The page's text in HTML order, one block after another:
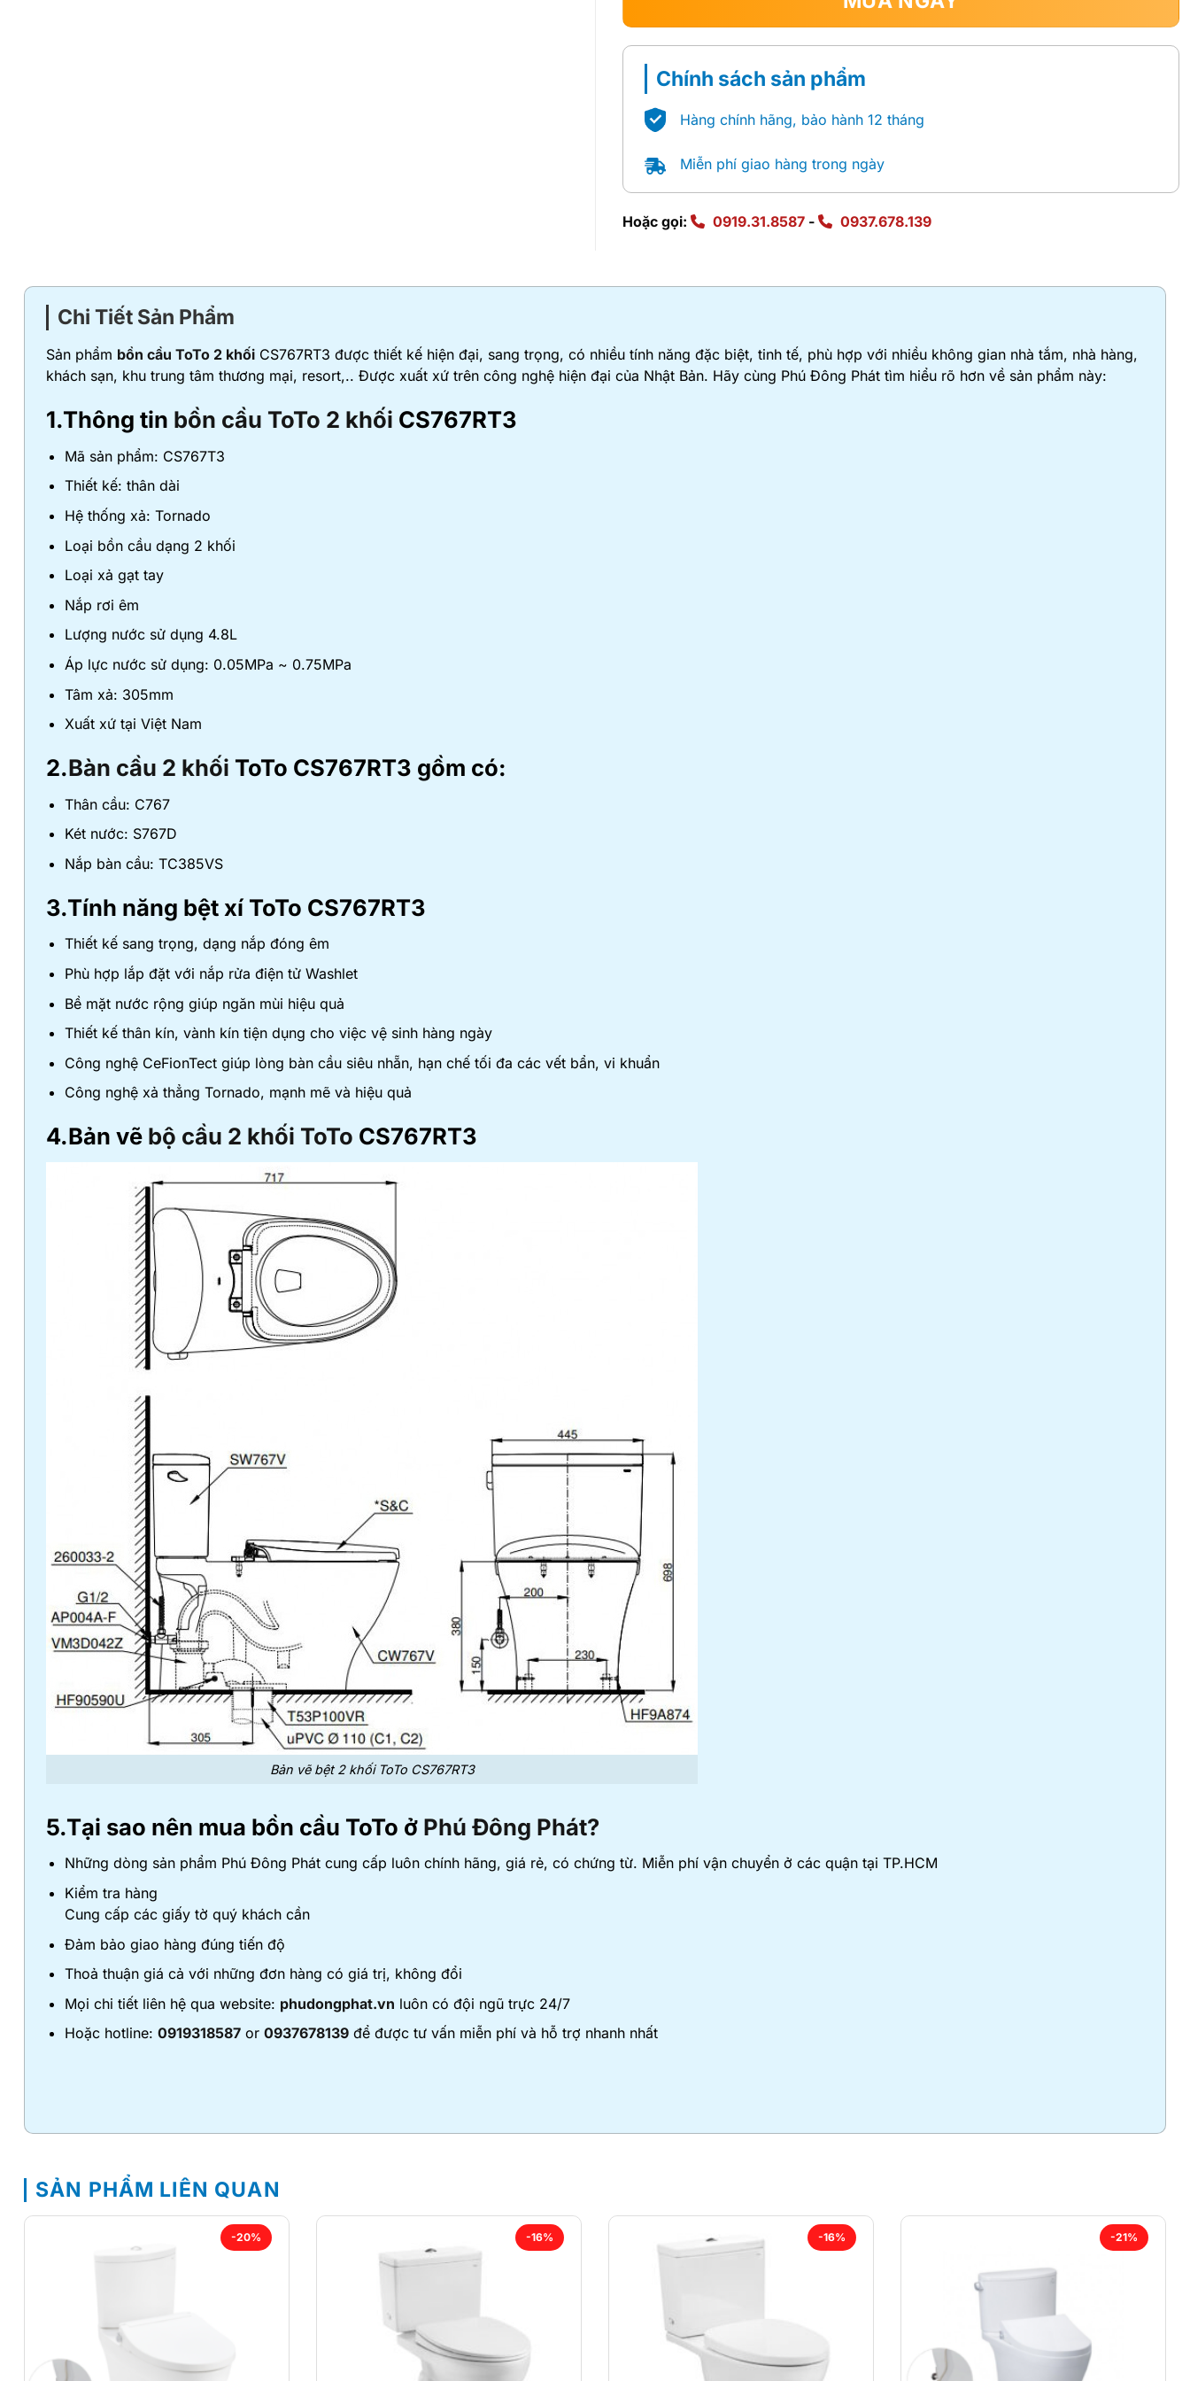
Chính sách sản phẩm
Hàng chính hãng, bảo hành 12 tháng
Miễn phí giao hàng trong ngày
Hoặc gọi: 0919.31.8587 - 0937.678.139
Chi Tiết Sản Phẩm
Sản phẩm bồn cầu ToTo 2 khối CS767RT3 được thiết kế hiện đại, sang trọng, có nhiều tính năng đặc biệt, tinh tế, phù hợp với nhiều không gian nhà tắm, nhà hàng,
khách sạn, khu trung tâm thương mại, resort,.. Được xuất xứ trên công nghệ hiện đại của Nhật Bản. Hãy cùng Phú Đông Phát tìm hiểu rõ hơn về sản phẩm này:
1.Thông tin bồn cầu ToTo 2 khối CS767RT3
Mã sản phẩm: CS767T3
Thiết kế: thân dài
Hệ thống xả: Tornado
Loại bồn cầu dạng 2 khối
Loại xả gạt tay
Nắp rơi êm
Lượng nước sử dụng 4.8L
Áp lực nước sử dụng: 0.05MPa ~ 0.75MPa
Tâm xả: 305mm
Xuất xứ tại Việt Nam
2.Bàn cầu 2 khối ToTo CS767RT3 gồm có:
Thân cầu: C767
Két nước: S767D
Nắp bàn cầu: TC385VS
3.Tính năng bệt xí ToTo CS767RT3
Thiết kế sang trọng, dạng nắp đóng êm
Phù hợp lắp đặt với nắp rửa điện tử Washlet
Bề mặt nước rộng giúp ngăn mùi hiệu quả
Thiết kế thân kín, vành kín tiện dụng cho việc vệ sinh hàng ngày
Công nghệ CeFionTect giúp lòng bàn cầu siêu nhẵn, hạn chế tối đa các vết bẩn, vi khuẩn
Công nghệ xả thẳng Tornado, mạnh mẽ và hiệu quả
4.Bản vẽ bộ cầu 2 khối ToTo CS767RT3
Bản vẽ bệt 2 khối ToTo CS767RT3
5.Tại sao nên mua bồn cầu ToTo ở Phú Đông Phát?
Những dòng sản phẩm Phú Đông Phát cung cấp luôn chính hãng, giá rẻ, có chứng từ. Miễn phí vận chuyển ở các quận tại TP.HCM
Kiểm tra hàng
Cung cấp các giấy tờ quý khách cần
Đảm bảo giao hàng đúng tiến độ
Thoả thuận giá cả với những đơn hàng có giá trị, không đổi
Mọi chi tiết liên hệ qua website: phudongphat.vn luôn có đội ngũ trực 24/7
Hoặc hotline: 0919318587 or 0937678139 để được tư vấn miễn phí và hỗ trợ nhanh nhất
SẢN PHẨM LIÊN QUAN
-20% -16% -16% -21%